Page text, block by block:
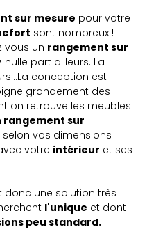
sur mesure pour votre
sont nombreux !
vous un rangement sur
part ailleurs. La
conception est
grandement des
on retrouve les meubles
rangement sur
vos dimensions
votre intérieur et ses
donc une solution très
l'unique et dont
peu standard.